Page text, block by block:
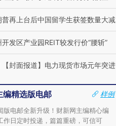
普再上台后中国留学生获签数量大减
开发区产业园REIT较发行价“腰斩”
【封面报道】电力现货市场元年突进
编精选版电邮
样例
版电邮全新升级！财新网主编精心编
作日定时投递，篇篇重磅，可信可